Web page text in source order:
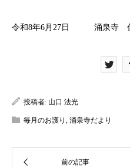
令和8年6月27日 涌泉寺
投稿者: 山口 法光
毎月のお護り , 涌泉寺だより